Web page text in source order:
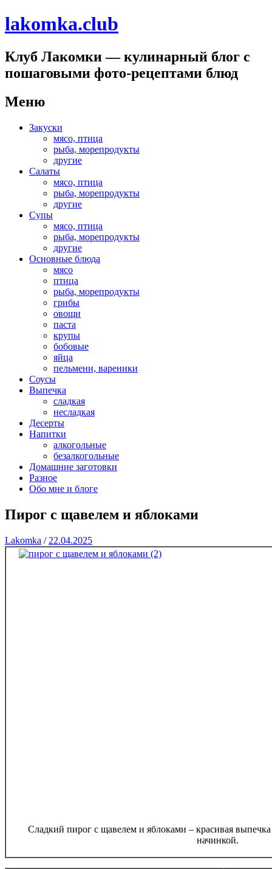
lakomka.club
Клуб Лакомки — кулинарный блог с
пошаговыми фото-рецептами блюд
Меню
Перейти
содержимому
Закуски
мясо, птица
рыба, морепродукты
другие
Салаты
мясо, птица
рыба, морепродукты
другие
Супы
мясо, птица
рыба, морепродукты
другие
Основные блюда
мясо
птица
рыба, морепродукты
грибы
овощи
паста
крупы
бобовые
яйца
пельмени, вареники
Соусы
Выпечка
сладкая
несладкая
Десерты
Напитки
алкогольные
безалкогольные
Домашние заготовки
Разное
Обо мне и блоге
Пирог с щавелем и яблоками
Lakomka / 22.04.2025
Сладкий пирог с щавелем и яблоками – красивая
начинкой.